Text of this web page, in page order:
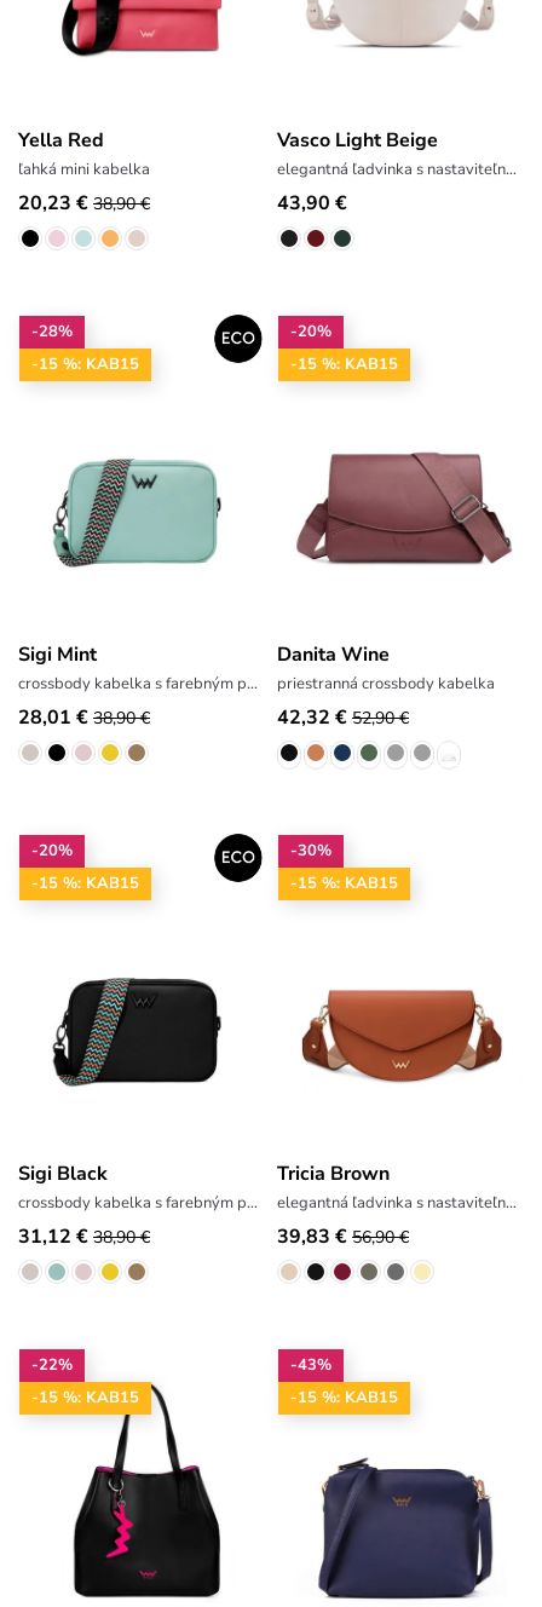
Yella Red
ľahká mini kabelka
20,23 € 38,90 €
Vasco Light Beige
elegantná ľadvinka s nastaviteľným popruhom
43,90 €
-28%
-15 %: KAB15
Sigi Mint
crossbody kabelka s farebným popruhom
28,01 € 38,90 €
-20%
-15 %: KAB15
Danita Wine
priestranná crossbody kabelka
42,32 € 52,90 €
-20%
-15 %: KAB15
Sigi Black
crossbody kabelka s farebným popruhom
31,12 € 38,90 €
-30%
-15 %: KAB15
Tricia Brown
elegantná ľadvinka s nastaviteľným popruhom
39,83 € 56,90 €
-22%
-15 %: KAB15
-43%
-15 %: KAB15